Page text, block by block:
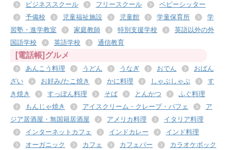
ビジネススクール フリースクール
ベビーシッター
予備校
児童福祉施設 児童館 学童保育所
学
習塾・進学教室
家庭教師 特別支援学校
英語以外の外
国語学校
英語学校 通信教育
[電話帳]グルメ
あんこう料理 うどん うなぎ おでん
おばん
ざい
お好み/たこ焼き かに料理 しゃぶしゃぶ
す
き焼き
すっぽん料理 そば とんかつ
ふぐ料理
もんじゃ焼き
アイスクリーム・クレープ・パフェ
ア
ジア居酒屋・無国籍居酒屋
アメリカ料理
イタリア料理
インターネットカフェ
インドカレー
インド料理
オーガニック
カフェ カフェバー
カラオケボック